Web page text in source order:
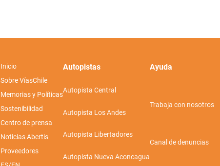
Inicio
Sobre VíasChile
Memorias y Políticas
Sostenibilidad
Centro de prensa
Noticias Abertis
Proveedores
Autopistas
Autopista Central
Autopista Los Andes
Autopista Libertadores
Autopista Nueva Aconcagua
Ayuda
Trabaja con nosotros
Canal de denuncias